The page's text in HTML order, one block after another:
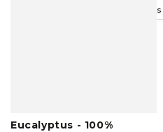
Eucalyptus - 100%